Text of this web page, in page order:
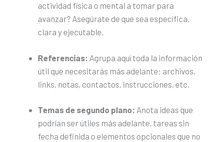
actividad física o mental a tomar para
avanzar? Asegúrate de que sea específica,
clara y ejecutable.
Referencias: Agrupa aquí toda la información
útil que necesitarás más adelante: archivos,
links, notas, contactos, instrucciones, etc.
Temas de segundo plano: Anota ideas que
podrían ser útiles más adelante, tareas sin
fecha definida o elementos opcionales que no